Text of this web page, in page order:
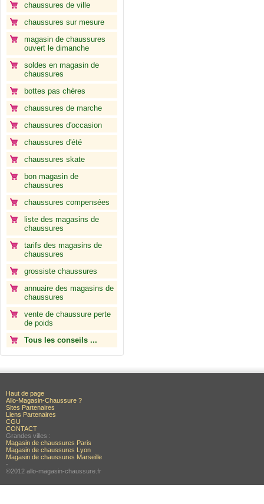
chaussures de ville
chaussures sur mesure
magasin de chaussures
ouvert le dimanche
soldes en magasin de
chaussures
bottes pas chères
chaussures de marche
chaussures d'occasion
chaussures d'été
chaussures skate
bon magasin de
chaussures
chaussures compensées
liste des magasins de
chaussures
tarifs des magasins de
chaussures
grossiste chaussures
annuaire des magasins de
chaussures
vente de chaussure perte
de poids
Tous les conseils ...
Haut de page
Allo-Magasin-Chaussure ?
Sites Partenaires
Liens Partenaires
CGU
CONTACT
Grandes villes :
Magasin de chaussures Paris
Magasin de chaussures Lyon
Magasin de chaussures Marseille
-
©2012 allo-magasin-chaussure.fr